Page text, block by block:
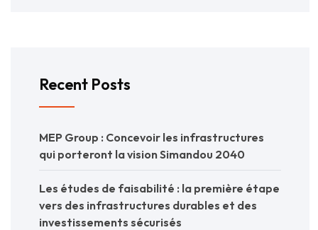
Recent Posts
MEP Group : Concevoir les infrastructures
qui porteront la vision Simandou 2040
Les études de faisabilité : la première étape
vers des infrastructures durables et des
investissements sécurisés